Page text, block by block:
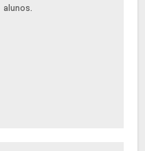
alunos.